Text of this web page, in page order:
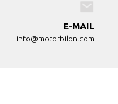
E-MAIL
info@motorbilon.com